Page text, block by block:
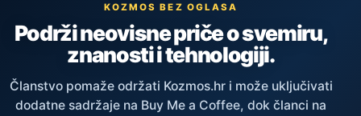
KOZMOS BEZ OGLASA
Podrži neovisne priče o svemiru,
znanosti i tehnologiji.
Članstvo pomaže održati Kozmos.hr i može uključivati
dodatne sadržaje na Buy Me a Coffee, dok članci na